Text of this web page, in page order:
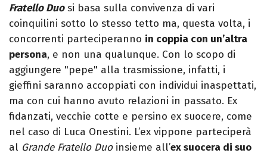
Fratello Duo si basa sulla convivenza di vari
coinquilini sotto lo stesso tetto ma, questa volta, i
concorrenti parteciperanno in coppia con un’altra
persona, e non una qualunque. Con lo scopo di
aggiungere "pepe" alla trasmissione, infatti, i
gieffini saranno accoppiati con individui inaspettati,
ma con cui hanno avuto relazioni in passato. Ex
fidanzati, vecchie cotte e persino ex suocere, come
nel caso di Luca Onestini. L’ex vippone parteciperà
al Grande Fratello Duoinsieme all’ex suocera di suo